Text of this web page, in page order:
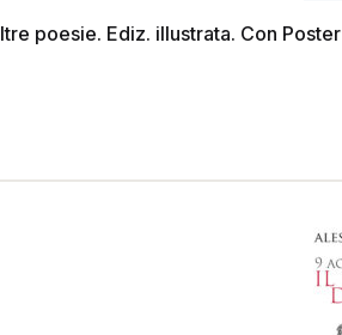
poesie. Ediz. illustrata. Con Poster